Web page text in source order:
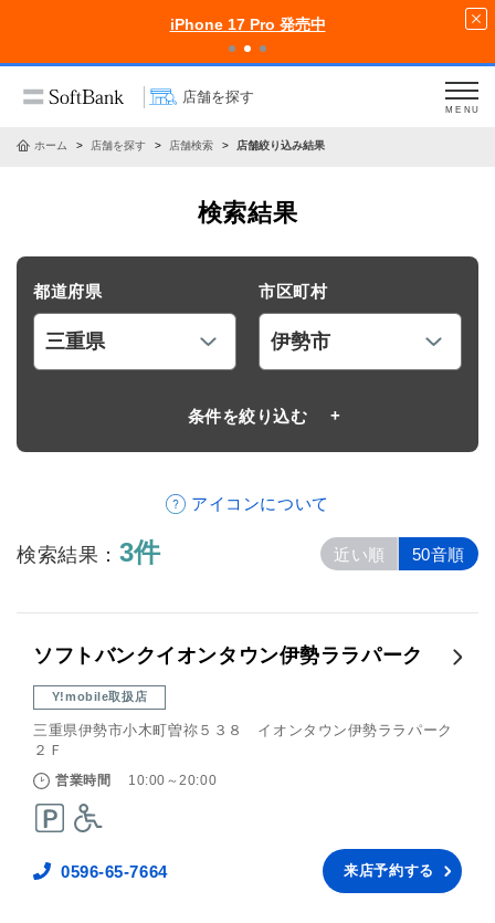
iPhone 17 Pro 発売中
店舗を探す
MENU
ホーム 店舗を探す 店舗検索 店舗絞り込み結果
検索結果
都道府県 市区町村
条件を絞り込む
アイコンについて
検索結果： 3件 近い順 50音順
ソフトバンクイオンタウン伊勢ララパーク
Y!mobile取扱店
三重県伊勢市小木町曽祢５３８ イオンタウン伊勢ララパーク
２Ｆ
営業時間 10:00～20:00
0596-65-7664 来店予約する